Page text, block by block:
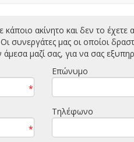
κάποιο ακίνητο και δεν το
μας οι οποίοι
μαζί σας, για να σας
*
*
Επώνυμο
Τηλέφωνο